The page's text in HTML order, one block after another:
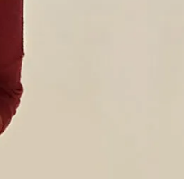
de principis del segle XX.